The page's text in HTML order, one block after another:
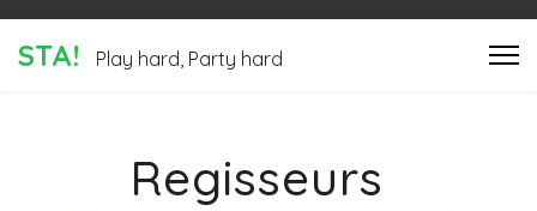
STA! Play hard, Party hard
Regisseurs